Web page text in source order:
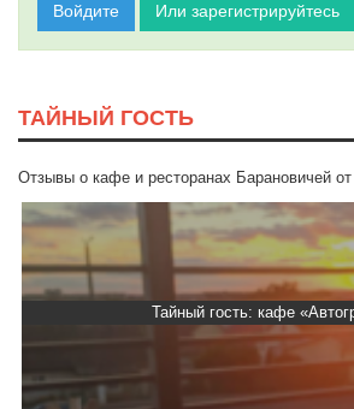
Войдите Или зарегистрируйтесь
ТАЙНЫЙ ГОСТЬ
Отзывы о кафе и ресторанах Барановичей от
Тайный гость: кафе